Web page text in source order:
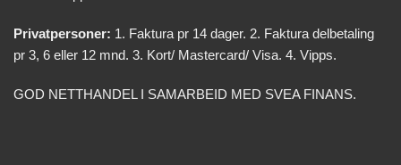
Privatpersoner: 1. Faktura pr 14 dager. 2. Faktura delbetaling
pr 3, 6 eller 12 mnd. 3. Kort/ Mastercard/ Visa. 4. Vipps.
GOD NETTHANDEL I SAMARBEID MED SVEA FINANS.